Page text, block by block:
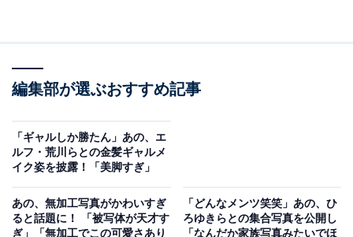
編集部が選ぶおすすめ記事
「ギャルしか勝たん」あの、エ
ルフ・荒川らとの金髪ギャルメ
イク姿を披露！「美脚すぎ」
あの、無加工写真がかわいすぎ
ると話題に！ 「被写体が天才す
ぎ」「無加工でこの可愛さあり
「どんなメンツ笑笑」あの、ひ
ろゆきらとの集合写真を公開し
「なんだか家族写真みたいでほ